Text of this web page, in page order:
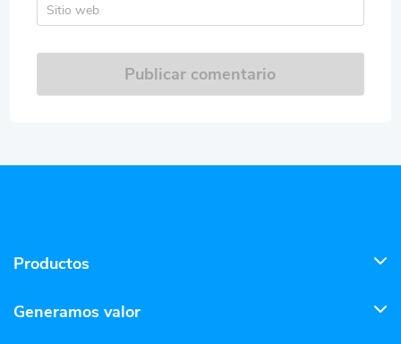
Sitio web
Publicar comentario
Productos
Generamos valor